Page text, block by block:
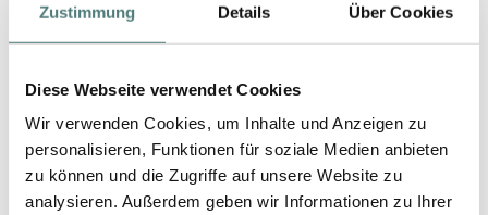
Zustimmung Details Über Cookies
Diese Webseite verwendet Cookies
Wir verwenden Cookies, um Inhalte und Anzeigen zu
personalisieren, Funktionen für soziale Medien anbieten
zu können und die Zugriffe auf unsere Website zu
analysieren. Außerdem geben wir Informationen zu Ihrer
MOLESCENCE
MolEscence Jolie EdP